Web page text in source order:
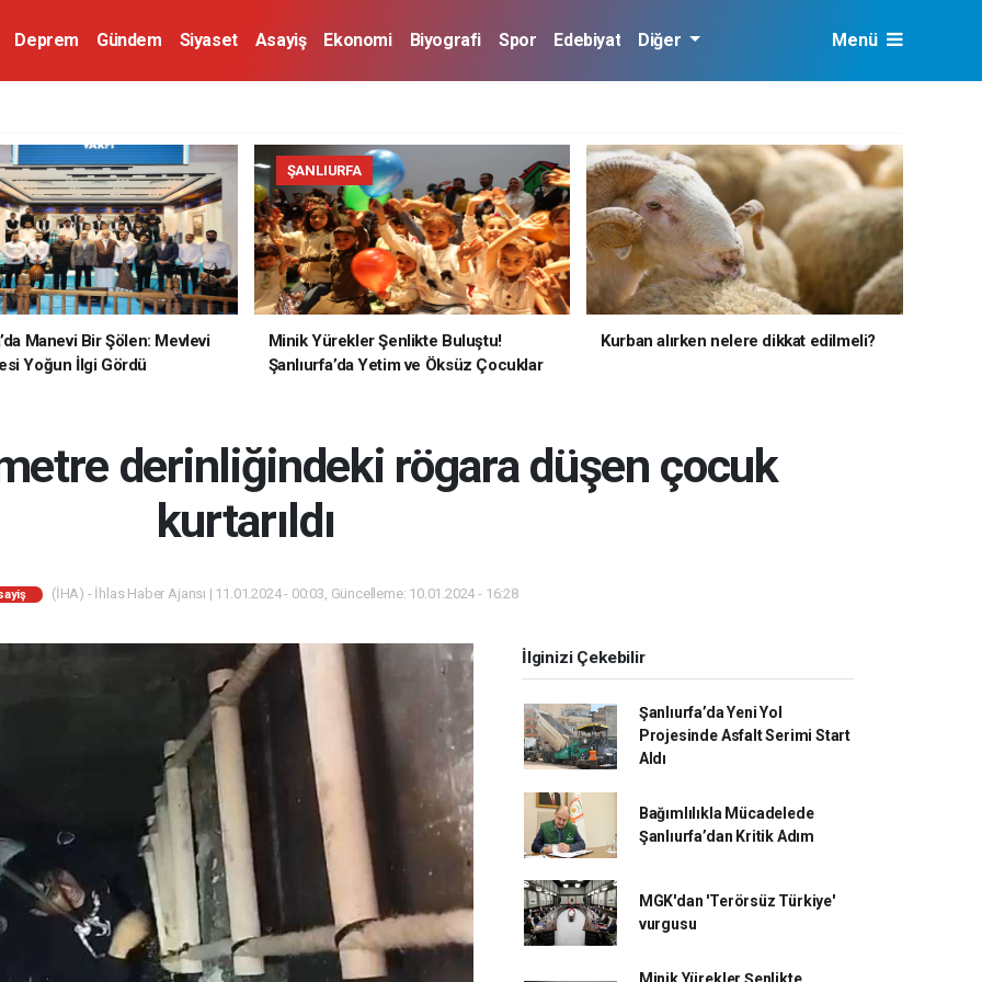
Deprem Gündem Siyaset Asayiş Ekonomi Biyografi Spor Edebiyat Diğer Menü
Manevi Bir Şölen: Mevlevi
Yoğun İlgi Gördü
ŞANLIURFA
Minik Yürekler Şenlikte Buluştu!
Şanlıurfa’da Yetim ve Öksüz Çocuklar
Kurban alırken nelere dikkat edilmeli?
derinliğindeki rögara düşen çocuk
kurtarıldı
(İHA) - İhlas Haber Ajansı | 11.01.2024 - 00:03, Güncelleme: 10.01.2024 - 16:28
İlginizi Çekebilir
Şanlıurfa’da Yeni Yol
Projesinde Asfalt Serimi Start
Aldı
Bağımlılıkla Mücadelede
Şanlıurfa’dan Kritik Adım
MGK'dan 'Terörsüz Türkiye'
vurgusu